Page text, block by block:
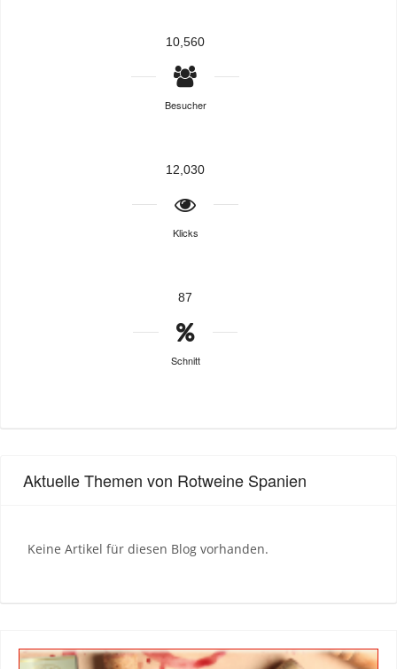
10,560
Besucher
12,030
Klicks
87
Schnitt
Aktuelle Themen von Rotweine Spanien
Keine Artikel für diesen Blog vorhanden.